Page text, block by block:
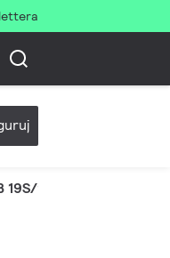
19S/940 DIA W8L150